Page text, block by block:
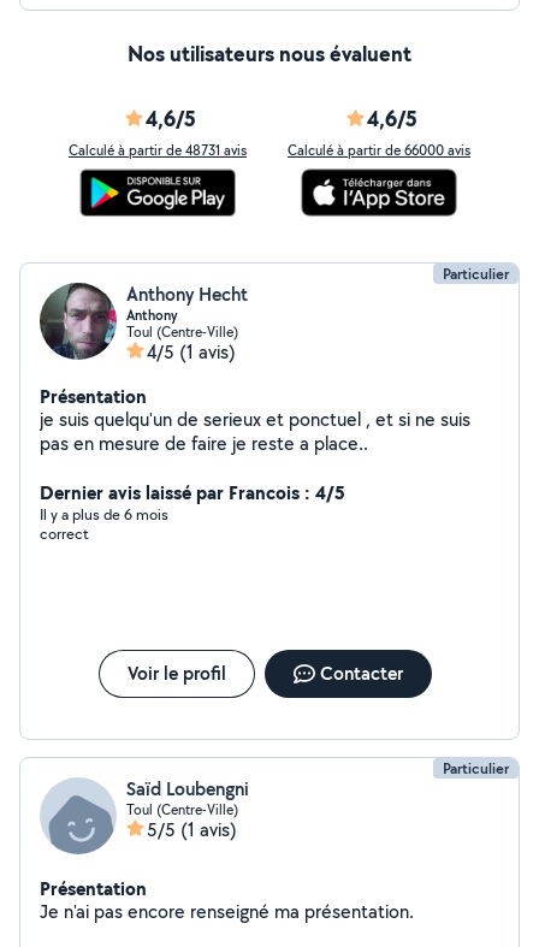
Nos utilisateurs nous évaluent
4,6/5
Calculé à partir de 48731 avis
4,6/5
Calculé à partir de 66000 avis
Particulier
Anthony Hecht
Anthony
Toul (Centre-Ville)
4/5 (1 avis)
Présentation
je suis quelqu'un de serieux et ponctuel , et si ne suis
pas en mesure de faire je reste a place..
Dernier avis laissé par Francois : 4/5
Il y a plus de 6 mois
correct
Voir le profil Contacter
Particulier
Saïd Loubengni
Toul (Centre-Ville)
5/5 (1 avis)
Présentation
Je n'ai pas encore renseigné ma présentation.